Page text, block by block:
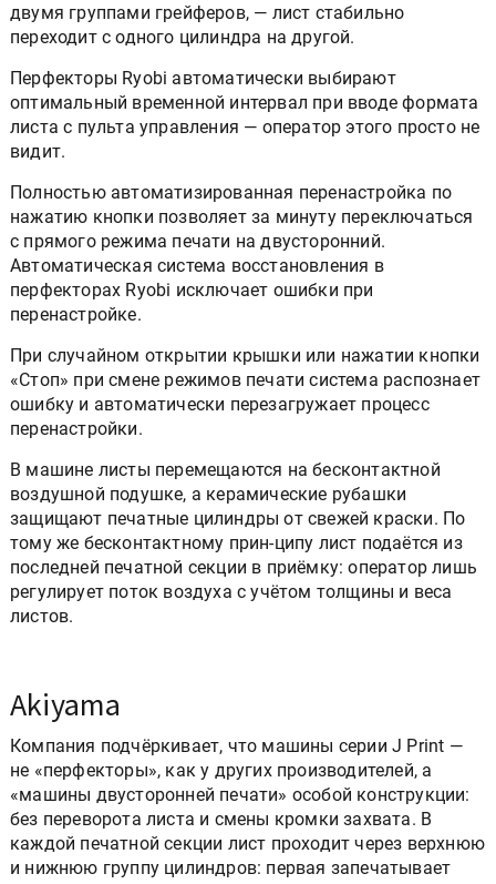
двумя группами грейферов, — лист стабильно
переходит с одного цилиндра на другой.
Перфекторы Ryobi автоматически выбирают
оптимальный временной интервал при вводе формата
листа с пульта управления — оператор этого просто не
видит.
Полностью автоматизированная перенастройка по
нажатию кнопки позволяет за минуту переключаться
с прямого режима печати на двусторонний.
Автоматическая система восстановления в
перфекторах Ryobi исключает ошибки при
перенастройке.
При случайном открытии крышки или нажатии кнопки
«Стоп» при смене режимов печати система распознает
ошибку и автоматически перезагружает процесс
перенастройки.
В машине листы перемещаются на бесконтактной
воздушной подушке, а керамические рубашки
защищают печатные цилиндры от свежей краски. По
тому же бесконтактному прин-ципу лист подаётся из
последней печатной секции в приёмку: оператор лишь
регулирует поток воздуха с учётом толщины и веса
листов.
Akiyama
Компания подчёркивает, что машины серии J Print —
не «перфекторы», как у других производителей, а
«машины двусторонней печати» особой конструкции:
без переворота листа и смены кромки захвата. В
каждой печатной секции лист проходит через верхнюю
и нижнюю группу цилиндров: первая запечатывает